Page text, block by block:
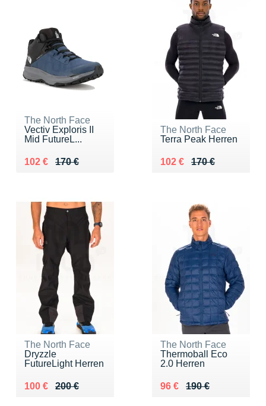
The North Face
Vectiv Exploris II
Mid FutureL...
170 €
Au lieu de 170 €
102 €
Vendu 102 €
The North Face
Terra Peak Herren
170 €
Au lieu de 170 €
102 €
Vendu 102 €
The North Face
Dryzzle
FutureLight Herren
200 €
Au lieu de 200 €
100 €
Vendu 100 €
The North Face
Thermoball Eco
2.0 Herren
190 €
Au lieu de 190 €
96 €
Vendu 96 €